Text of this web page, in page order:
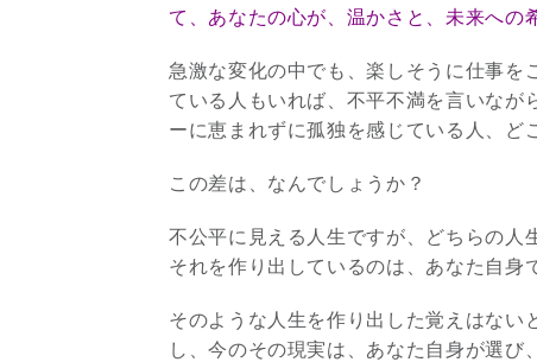
て、あなたの心が、温かさと、未来への
急激な変化の中でも、楽しそうに仕事を
ている人もいれば、不平不満を言いなが
ーに恵まれずに孤独を感じている人、ど
この差は、なんでしょうか？
不公平に見える人生ですが、どちらの人
それを作り出しているのは、あなた自身
そのような人生を作り出した覚えはない
し、今のその現実は、あなた自身が選び